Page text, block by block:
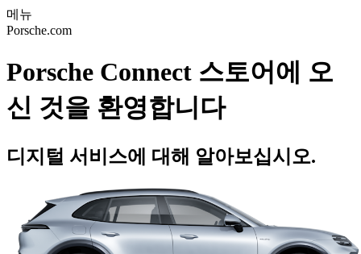
메뉴
Porsche.com
Porsche Connect 스토어에 오
신 것을 환영합니다
디지털 서비스에 대해 알아보십시오.